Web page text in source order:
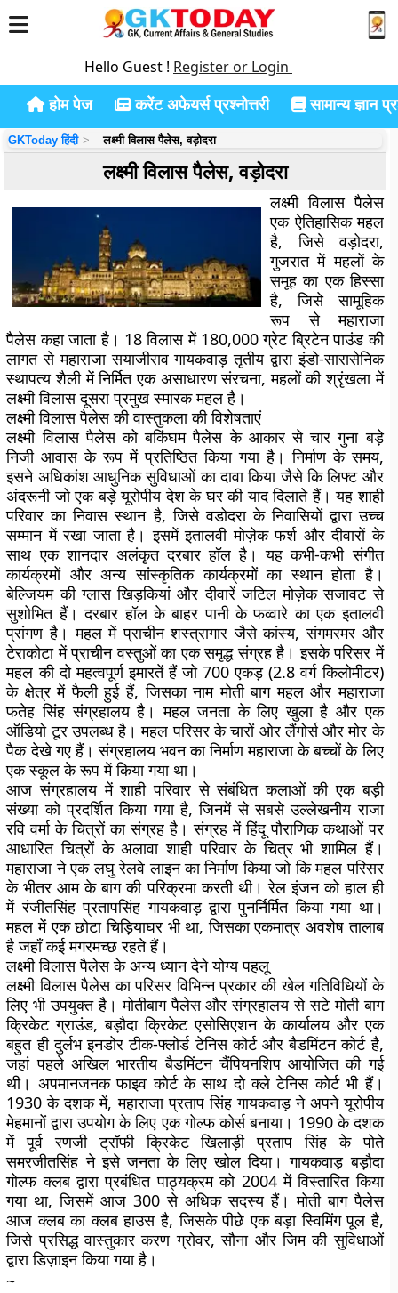
Hello Guest ! Register or Login
होम पेज करेंट अफेयर्स प्रश्नोत्तरी सामान्य ज्ञान
GKToday हिंदी लक्ष्मी विलास पैलेस, वड़ोदरा
लक्ष्मी विलास पैलेस, वड़ोदरा
लक्ष्मी विलास पैलेस
एक ऐतिहासिक महल
है, जिसे वड़ोदरा,
गुजरात में महलों के
समूह का एक हिस्सा
है, जिसे सामूहिक
रूप से महाराजा
पैलेस कहा जाता है। 18 विलास में 180,000 ग्रेट ब्रिटेन पाउंड की
लागत से महाराजा सयाजीराव गायकवाड़ तृतीय द्वारा इंडो-सारासेनिक
स्थापत्य शैली में निर्मित एक असाधारण संरचना, महलों की श्रृंखला में
लक्ष्मी विलास दूसरा प्रमुख स्मारक महल है।
लक्ष्मी विलास पैलेस की वास्तुकला की विशेषताएं
लक्ष्मी विलास पैलेस को बकिंघम पैलेस के आकार से चार गुना बड़े
निजी आवास के रूप में प्रतिष्ठित किया गया है। निर्माण के समय,
इसने अधिकांश आधुनिक सुविधाओं का दावा किया जैसे कि लिफ्ट और
अंदरूनी जो एक बड़े यूरोपीय देश के घर की याद दिलाते हैं। यह शाही
परिवार का निवास स्थान है, जिसे वडोदरा के निवासियों द्वारा उच्च
सम्मान में रखा जाता है। इसमें इतालवी मोज़ेक फर्श और दीवारों के
साथ एक शानदार अलंकृत दरबार हॉल है। यह कभी-कभी संगीत
कार्यक्रमों और अन्य सांस्कृतिक कार्यक्रमों का स्थान होता है।
बेल्जियम की ग्लास खिड़कियां और दीवारें जटिल मोज़ेक सजावट से
सुशोभित हैं। दरबार हॉल के बाहर पानी के फव्वारे का एक इतालवी
प्रांगण है। महल में प्राचीन शस्त्रागार जैसे कांस्य, संगमरमर और
टेराकोटा में प्राचीन वस्तुओं का एक समृद्ध संग्रह है। इसके परिसर में
महल की दो महत्वपूर्ण इमारतें हैं जो 700 एकड़ (2.8 वर्ग किलोमीटर)
के क्षेत्र में फैली हुई हैं, जिसका नाम मोती बाग महल और महाराजा
फतेह सिंह संग्रहालय है। महल जनता के लिए खुला है और एक
ऑडियो टूर उपलब्ध है। महल परिसर के चारों ओर लैंगोर्स और मोर के
पैक देखे गए हैं। संग्रहालय भवन का निर्माण महाराजा के बच्चों के लिए
एक स्कूल के रूप में किया गया था।
आज संग्रहालय में शाही परिवार से संबंधित कलाओं की एक बड़ी
संख्या को प्रदर्शित किया गया है, जिनमें से सबसे उल्लेखनीय राजा
रवि वर्मा के चित्रों का संग्रह है। संग्रह में हिंदू पौराणिक कथाओं पर
आधारित चित्रों के अलावा शाही परिवार के चित्र भी शामिल हैं।
महाराजा ने एक लघु रेलवे लाइन का निर्माण किया जो कि महल परिसर
के भीतर आम के बाग की परिक्रमा करती थी। रेल इंजन को हाल ही
में रंजीतसिंह प्रतापसिंह गायकवाड़ द्वारा पुनर्निर्मित किया गया था।
महल में एक छोटा चिड़ियाघर भी था, जिसका एकमात्र अवशेष तालाब
है जहाँ कई मगरमच्छ रहते हैं।
लक्ष्मी विलास पैलेस के अन्य ध्यान देने योग्य पहलू
लक्ष्मी विलास पैलेस का परिसर विभिन्न प्रकार की खेल गतिविधियों के
लिए भी उपयुक्त है। मोतीबाग पैलेस और संग्रहालय से सटे मोती बाग
क्रिकेट ग्राउंड, बड़ौदा क्रिकेट एसोसिएशन के कार्यालय और एक
बहुत ही दुर्लभ इनडोर टीक-फ्लोर्ड टेनिस कोर्ट और बैडमिंटन कोर्ट है,
जहां पहले अखिल भारतीय बैडमिंटन चैंपियनशिप आयोजित की गई
थी। अपमानजनक फाइव कोर्ट के साथ दो क्ले टेनिस कोर्ट भी हैं।
1930 के दशक में, महाराजा प्रताप सिंह गायकवाड़ ने अपने यूरोपीय
मेहमानों द्वारा उपयोग के लिए एक गोल्फ कोर्स बनाया। 1990 के दशक
में पूर्व रणजी ट्रॉफी क्रिकेट खिलाड़ी प्रताप सिंह के पोते
समरजीतसिंह ने इसे जनता के लिए खोल दिया। गायकवाड़ बड़ौदा
गोल्फ क्लब द्वारा प्रबंधित पाठ्यक्रम को 2004 में विस्तारित किया
गया था, जिसमें आज 300 से अधिक सदस्य हैं। मोती बाग पैलेस
आज क्लब का क्लब हाउस है, जिसके पीछे एक बड़ा स्विमिंग पूल है,
जिसे प्रसिद्ध वास्तुकार करण ग्रोवर, सौना और जिम की सुविधाओं
द्वारा डिज़ाइन किया गया है।
~